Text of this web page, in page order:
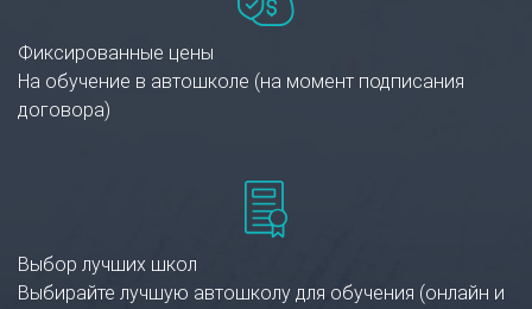
Фиксированные цены
На обучение в автошколе (на момент подписания
договора)
Выбор лучших школ
Выбирайте лучшую автошколу для обучения (онлайн и